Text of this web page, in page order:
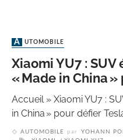
AUTOMOBILE
Xiaomi YU7 :
« Made in China
Accueil» Xiaomi YU7 :
in China » pour défier
AUTOMOBILE par YOHANN